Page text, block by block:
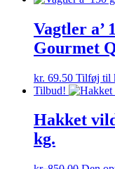
Vagtler a’
Gourmet
kr. 69.50 Tilføj til
Tilbud!
Hakket
kg.